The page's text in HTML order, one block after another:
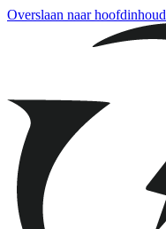
Overslaan naar hoofdinhoud